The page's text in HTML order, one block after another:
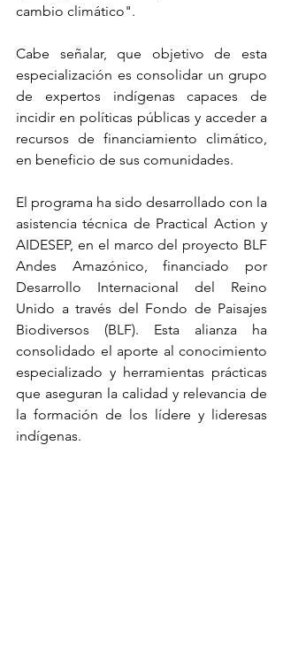
cambio climático".
Cabe señalar, que objetivo de esta
especialización es consolidar un grupo
de expertos indígenas capaces de
incidir en políticas públicas y acceder a
recursos de financiamiento climático,
en beneficio de sus comunidades.
El programa ha sido desarrollado con la
asistencia técnica de Practical Action y
AIDESEP, en el marco del proyecto BLF
Andes Amazónico, financiado por
Desarrollo Internacional del Reino
Unido a través del Fondo de Paisajes
Biodiversos (BLF). Esta alianza ha
consolidado el aporte al conocimiento
especializado y herramientas prácticas
que aseguran la calidad y relevancia de
la formación de los lídere y lideresas
indígenas.